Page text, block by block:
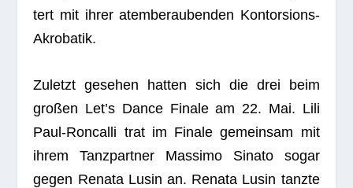
tert mit ihrer atem­be­rau­ben­den Kontorsions-
Akrobatik.
Zuletzt gese­hen hat­ten sich die drei beim
gro­ßen Let’s Dance Finale am 22. Mai. Lili
Paul-Ron­calli trat im Finale gemein­sam mit
ihrem Tanz­part­ner Mas­simo Sinato sogar
gegen Renata Lusin an. Renata Lusin tanzte